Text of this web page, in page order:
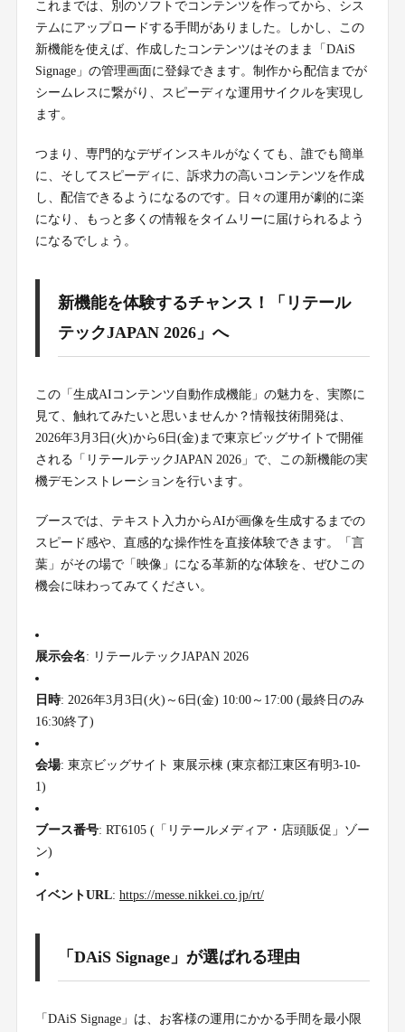
これまでは、別のソフトでコンテンツを作ってから、シス
テムにアップロードする手間がありました。しかし、この
新機能を使えば、作成したコンテンツはそのまま「DAiS
Signage」の管理画面に登録できます。制作から配信までが
シームレスに繋がり、スピーディな運用サイクルを実現し
ます。
つまり、専門的なデザインスキルがなくても、誰でも簡単
に、そしてスピーディに、訴求力の高いコンテンツを作成
し、配信できるようになるのです。日々の運用が劇的に楽
になり、もっと多くの情報をタイムリーに届けられるよう
になるでしょう。
新機能を体験するチャンス！「リテール
テックJAPAN 2026」へ
この「生成AIコンテンツ自動作成機能」の魅力を、実際に
見て、触れてみたいと思いませんか？情報技術開発は、
2026年3月3日(火)から6日(金)まで東京ビッグサイトで開催
される「リテールテックJAPAN 2026」で、この新機能の実
機デモンストレーションを行います。
ブースでは、テキスト入力からAIが画像を生成するまでの
スピード感や、直感的な操作性を直接体験できます。「言
葉」がその場で「映像」になる革新的な体験を、ぜひこの
機会に味わってみてください。
展示会名: リテールテックJAPAN 2026
日時: 2026年3月3日(火)～6日(金) 10:00～17:00 (最終日のみ
16:30終了)
会場: 東京ビッグサイト 東展示棟 (東京都江東区有明3-10-
1)
ブース番号: RT6105 (「リテールメディア・店頭販促」ゾー
ン)
イベントURL: https://messe.nikkei.co.jp/rt/
「DAiS Signage」が選ばれる理由
「DAiS Signage」は、お客様の運用にかかる手間を最小限